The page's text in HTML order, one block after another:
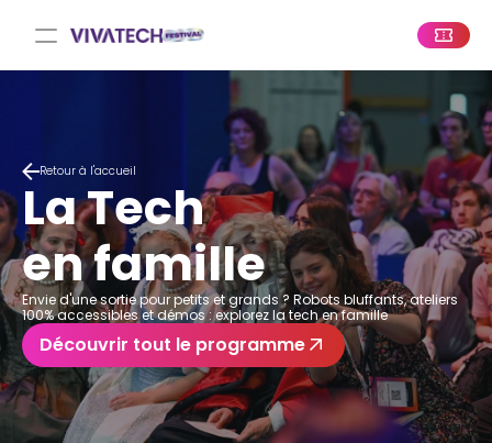
Retour à l'accueil
La Tech
en famille
Envie d'une sortie pour petits et grands ? Robots bluffants, ateliers
100% accessibles et démos : explorez la tech en famille
Découvrir tout le programme